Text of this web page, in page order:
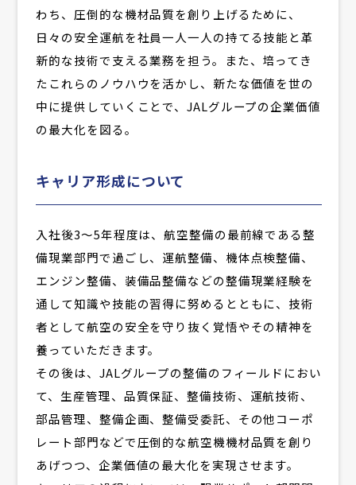
わち、圧倒的な機材品質を創り上げるために、
日々の安全運航を社員一人一人の持てる技能と革
新的な技術で支える業務を担う。また、培ってき
たこれらのノウハウを活かし、新たな価値を世の
中に提供していくことで、JALグループの企業価値
の最大化を図る。
キャリア形成について
入社後3～5年程度は、航空整備の最前線である整
備現業部門で過ごし、運航整備、機体点検整備、
エンジン整備、装備品整備などの整備現業経験を
通して知識や技能の習得に努めるとともに、技術
者として航空の安全を守り抜く覚悟やその精神を
養っていただきます。
その後は、JALグループの整備のフィールドにおい
て、生産管理、品質保証、整備技術、運航技術、
部品管理、整備企画、整備受委託、その他コーポ
レート部門などで圧倒的な航空機機材品質を創り
あげつつ、企業価値の最大化を実現させます。